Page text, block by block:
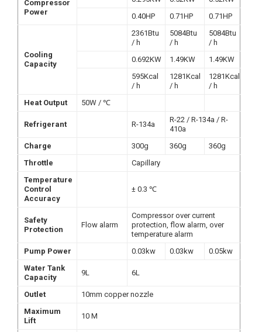
Compressor
Power
0.40HP
0.71HP 0.71HP
Cooling
Capacity
2361Btu
/ h
5084Btu
/ h
5084Btu
/ h
0.692KW
1.49KW
1.49KW
595Kcal
/ h
1281Kcal
/ h
1281Kcal
/ h
Heat Output
50W / ℃
Refrigerant R-134a
R-22 / R-134a / R-
410a
Charge
300g 360g
360g
Throttle
Capillary
Temperature
Control
Accuracy
± 0.3 ℃
Safety
Protection
Flow alarm
Compressor over current
protection, flow alarm, over
temperature alarm
Pump Power
0.03kw 0.03kw
0.05kw
Water Tank
Capacity
9L 6L
Outlet
10mm copper nozzle
Maximum
Lift
10 M